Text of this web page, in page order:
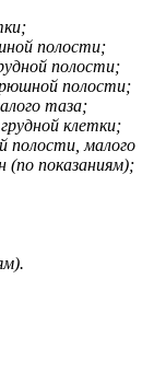
полости;
полости;
полости;
таза;
клетки;
полости, малого
(по показаниям);